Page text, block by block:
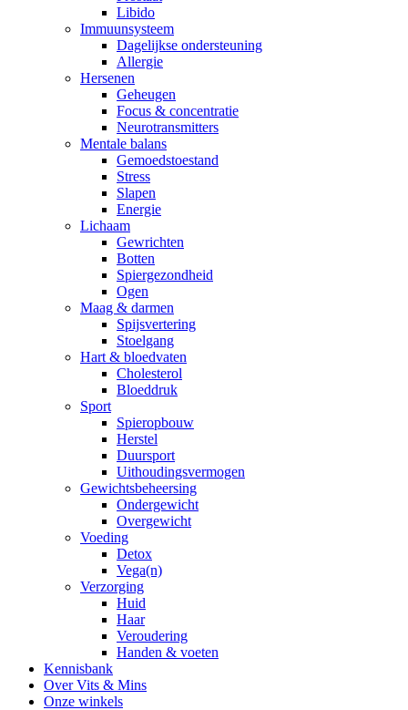
Libido
Immuunsysteem
Dagelijkse ondersteuning
Allergie
Hersenen
Geheugen
Focus & concentratie
Neurotransmitters
Mentale balans
Gemoedstoestand
Stress
Slapen
Energie
Lichaam
Gewrichten
Botten
Spiergezondheid
Ogen
Maag & darmen
Spijsvertering
Stoelgang
Hart & bloedvaten
Cholesterol
Bloeddruk
Sport
Spieropbouw
Herstel
Duursport
Uithoudingsvermogen
Gewichtsbeheersing
Ondergewicht
Overgewicht
Voeding
Detox
Vega(n)
Verzorging
Huid
Haar
Veroudering
Handen & voeten
Kennisbank
Over Vits & Mins
Onze winkels